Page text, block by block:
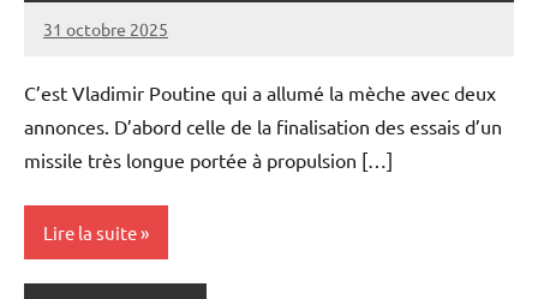
31 octobre 2025
Admins
C’est Vladimir Poutine qui a allumé la mèche avec deux
annonces. D’abord celle de la finalisation des essais d’un
missile très longue portée à propulsion […]
Lire la suite